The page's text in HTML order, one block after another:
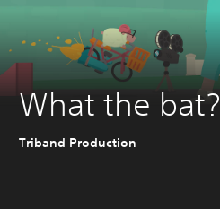
What the bat?
Triband Production